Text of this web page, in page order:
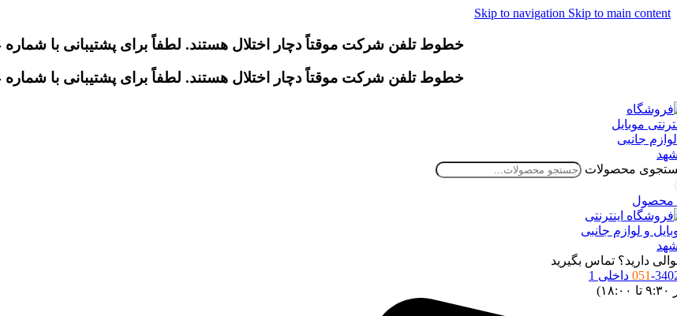
Skip to navigation Skip to main content
خطوط تلفن شرکت موقتاً دچار اختلال هستند. لطفاً برای پشتیبانی با شماره 09046612504 تماس بگیرید.
خطوط تلفن شرکت موقتاً دچار اختلال هستند. لطفاً برای پشتیبانی با شماره 09046612504 تماس بگیرید.
محصولات
محصول
دارید؟ تماس بگیرید
051داخلی 1